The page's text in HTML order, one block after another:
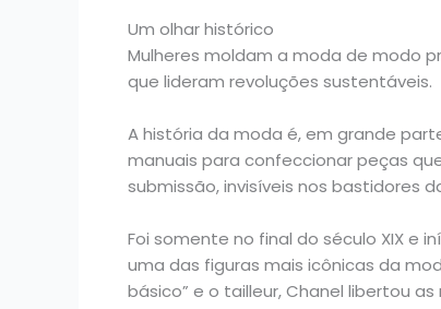
Um olhar histórico
Mulheres moldam a moda de modo
que lideram revoluções sustentáveis.
A história da moda é, em grande
manuais para confeccionar peças
submissão, invisíveis nos bastidores
Foi somente no final do século XIX e
uma das figuras mais icônicas da
básico” e o tailleur, Chanel libertou